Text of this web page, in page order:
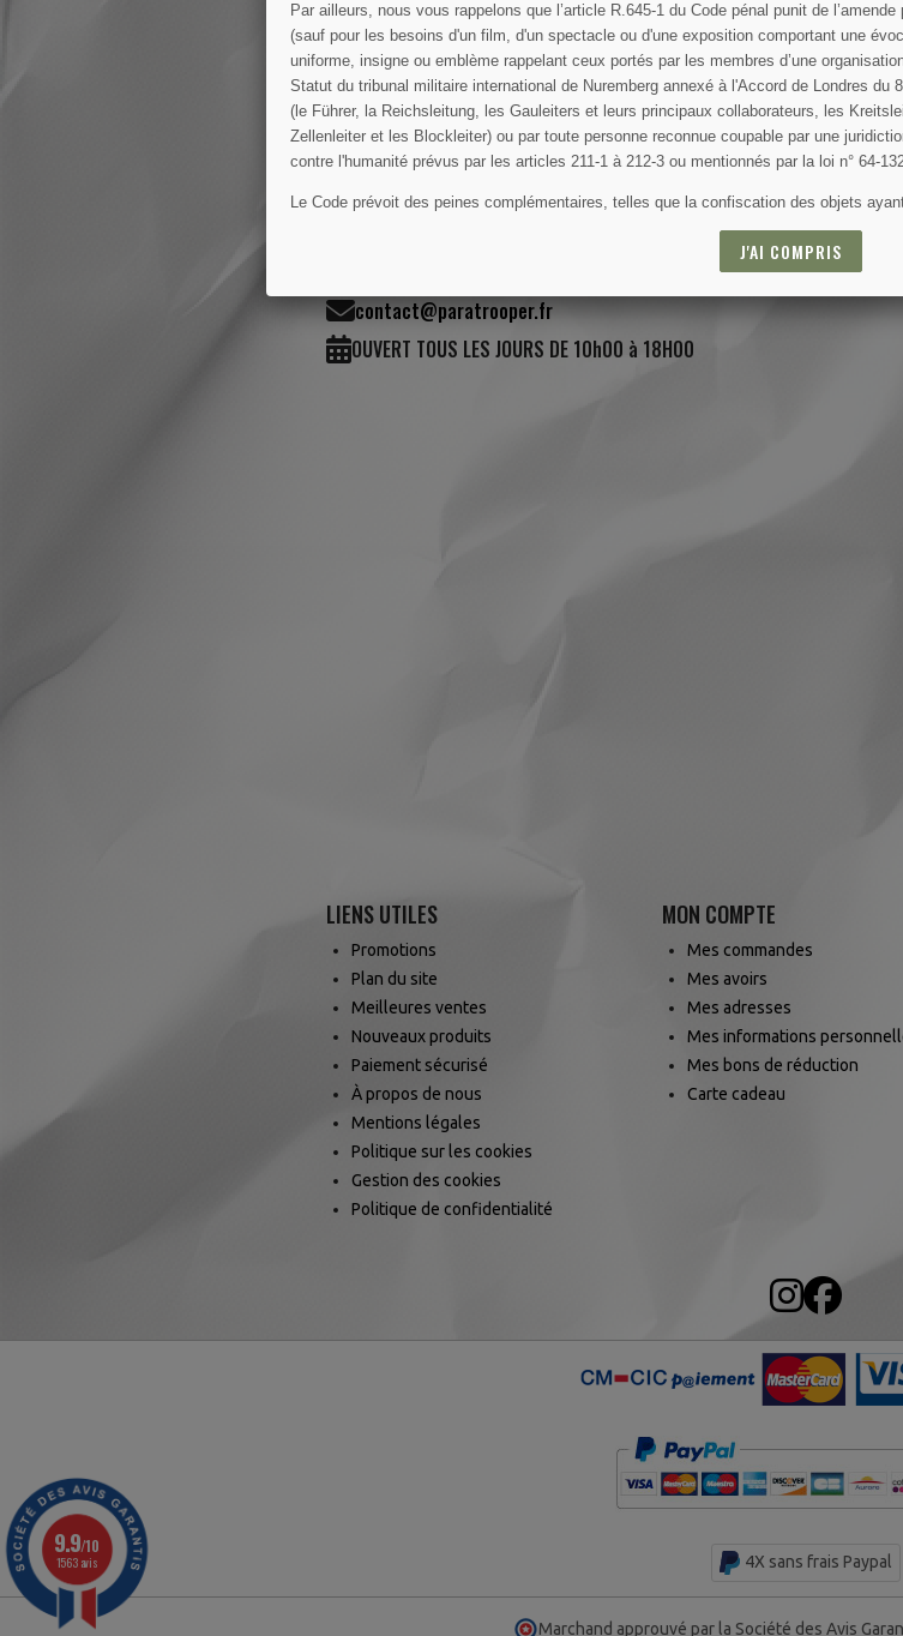
50 Rue Joseph-Lafosse, Saint-Côme-du-Mont, 50500 Carentan
contact@paratrooper.fr
OUVERT TOUS LES JOURS DE 10h00 à 18H00
LIENS UTILES
Promotions
Plan du site
Meilleures ventes
Nouveaux produits
Paiement sécurisé
À propos de nous
Mentions légales
Politique sur les cookies
Gestion des cookies
Politique de confidentialité
MON COMPTE
Mes commandes
Mes avoirs
Mes adresses
Mes informations
Mes bons de réduction
Carte cadeau
4X sans frais Paypal
Marchand approuvé par la Société des Avis
Par ailleurs, nous vous rappelons que l’article R.645­-1 du Code pénal punit de
(sauf pour les besoins d'un film, d'un spectacle ou d'une exposition comportant une
uniforme, insigne ou emblème rappelant ceux portés par les membres d’une
Statut du tribunal militaire international de Nuremberg annexé à l'Accord de Londres
(le Führer, la Reichsleitung, les Gauleiters et leurs principaux collaborateurs, les
Zellenleiter et les Blockleiter) ou par toute personne reconnue coupable par une
contre l'humanité prévus par les articles 211-1 à 212-3 ou mentionnés par la loi n° 64-
Le Code prévoit des peines complémentaires, telles que la confiscation des objets
J'AI COMPRIS
9.9/10
1563 avis